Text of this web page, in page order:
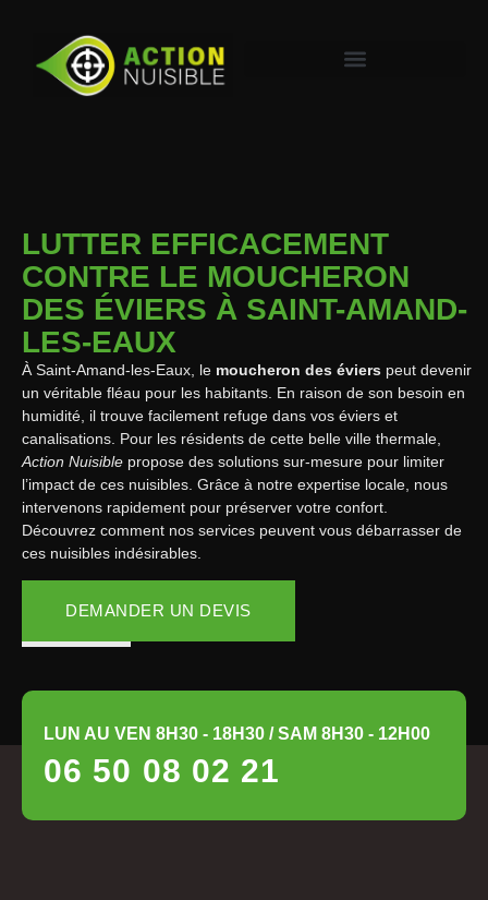
LUTTER EFFICACEMENT
CONTRE LE MOUCHERON
DES ÉVIERS À SAINT-AMAND-
LES-EAUX
À Saint-Amand-les-Eaux, le moucheron des éviers peut devenir
un véritable fléau pour les habitants. En raison de son besoin en
humidité, il trouve facilement refuge dans vos éviers et
canalisations. Pour les résidents de cette belle ville thermale,
Action Nuisible propose des solutions sur-mesure pour limiter
l’impact de ces nuisibles. Grâce à notre expertise locale, nous
intervenons rapidement pour préserver votre confort.
Découvrez comment nos services peuvent vous débarrasser de
ces nuisibles indésirables.
DEMANDER UN DEVIS
LUN AU VEN 8H30 - 18H30 / SAM 8H30 - 12H00
06 50 08 02 21